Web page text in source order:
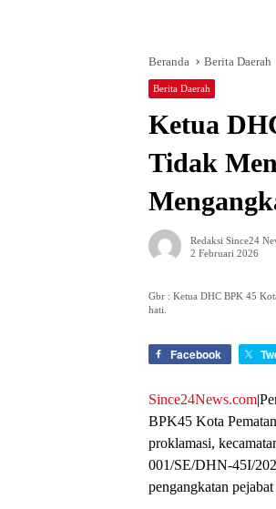
Beranda Berita Daerah
Berita Daerah
Ketua
Tidak
Redaksi Since24
2 Februari 2026
Gbr : Ketua DHC BPK 45
hati.
Facebook
Since24News.com
BPK45 Kota
proklamasi,
001/SE/DHN-45I/
pengangkatan